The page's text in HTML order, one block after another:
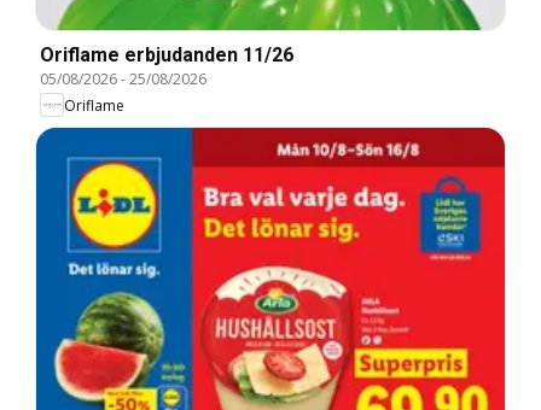
Oriflame erbjudanden 11/26
05/08/2026-25/08/2026
Oriflame